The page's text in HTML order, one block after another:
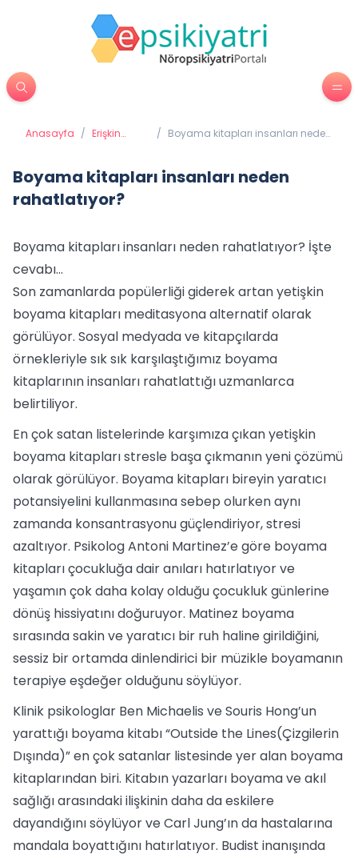
Anasayfa / Erişkin
/ Boyama kitapları insanları neden
Boyama kitapları insanları neden
rahatlatıyor?
Boyama kitapları insanları neden rahatlatıyor? İşte
cevabı...
Son zamanlarda popülerliği giderek artan yetişkin
boyama kitapları meditasyona alternatif olarak
görülüyor. Sosyal medyada ve kitapçılarda
örnekleriyle sık sık karşılaştığımız boyama
kitaplarının insanları rahatlattığı uzmanlarca
belirtiliyor.
En çok satan listelerinde karşımıza çıkan yetişkin
boyama kitapları stresle başa çıkmanın yeni çözümü
olarak görülüyor. Boyama kitapları bireyin yaratıcı
potansiyelini kullanmasına sebep olurken aynı
zamanda konsantrasyonu güçlendiriyor, stresi
azaltıyor. Psikolog Antoni Martinez’e göre boyama
kitapları çocukluğa dair anıları hatırlatıyor ve
yaşamın çok daha kolay olduğu çocukluk günlerine
dönüş hissiyatını doğuruyor. Matinez boyama
sırasında sakin ve yaratıcı bir ruh haline girildiğini,
sessiz bir ortamda dinlendirici bir müzikle boyamanın
terapiye eşdeğer olduğunu söylüyor.
Klinik psikologlar Ben Michaelis ve Souris Hong’un
yarattığı boyama kitabı “Outside the Lines(Çizgilerin
Dışında)” en çok satanlar listesinde yer alan boyama
kitaplarından biri. Kitabın yazarları boyama ve akıl
sağlığı arasındaki ilişkinin daha da eskilere
dayandığını söylüyor ve Carl Jung’ın da hastalarına
mandala boyattığını hatırlatıyor. Budist inanışında